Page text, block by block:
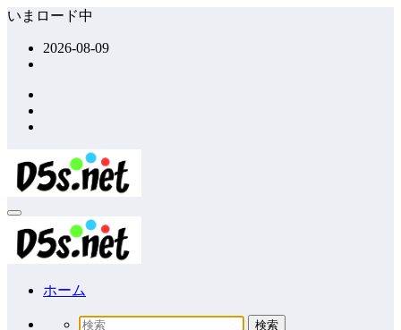
コ
ッ
プ
いまロード中
2026-08-09
ホーム